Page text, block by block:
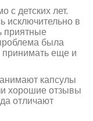
с детских лет.
исключительно в
приятные
была
принимать еще и
капсулы
хорошие отзывы
отличают